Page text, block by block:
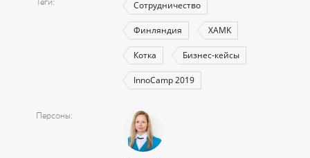
Сотрудничество
Финляндия XAMK
Котка Бизнес-кейсы
InnoCamp 2019
Персоны